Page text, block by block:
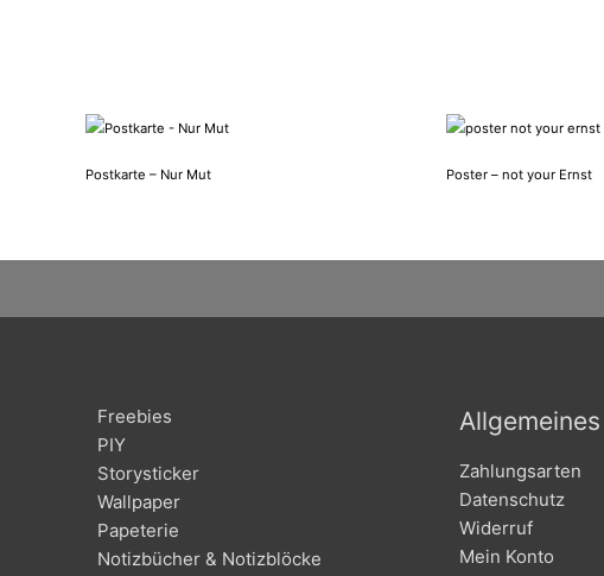
Postkarte – Nur Mut Poster – not your Ernst
Freebies
PIY
Storysticker
Wallpaper
Papeterie
Notizbücher & Notizblöcke
Allgemeines
Zahlungsarten
Datenschutz
Widerruf
Mein Konto